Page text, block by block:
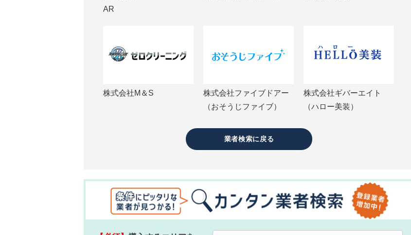
AR
株式会社M＆S
株式会社ファイブドアー
（おそうじファイブ）
株式会社ギバーエイト
（ハロー美装）
業者検索に戻る